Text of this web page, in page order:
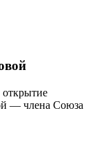
открытие
— члена Союза